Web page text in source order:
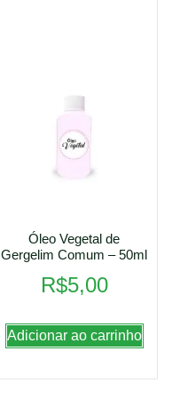
Óleo Vegetal de
Gergelim Comum – 50ml
R$5,00
Adicionar ao carrinho